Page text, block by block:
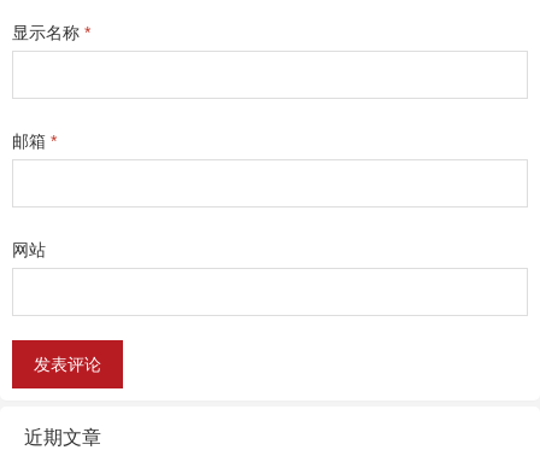
显示名称 *
邮箱 *
网站
近期文章